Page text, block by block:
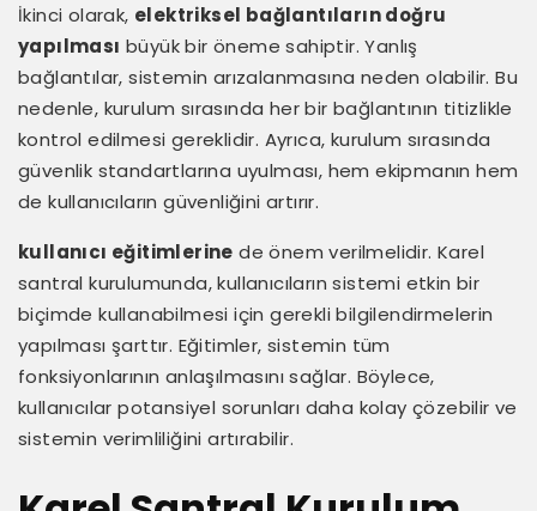
İkinci olarak, elektriksel bağlantıların doğru
yapılması büyük bir öneme sahiptir. Yanlış
bağlantılar, sistemin arızalanmasına neden olabilir. Bu
nedenle, kurulum sırasında her bir bağlantının titizlikle
kontrol edilmesi gereklidir. Ayrıca, kurulum sırasında
güvenlik standartlarına uyulması, hem ekipmanın hem
de kullanıcıların güvenliğini artırır.
kullanıcı eğitimlerine de önem verilmelidir. Karel
santral kurulumunda, kullanıcıların sistemi etkin bir
biçimde kullanabilmesi için gerekli bilgilendirmelerin
yapılması şarttır. Eğitimler, sistemin tüm
fonksiyonlarının anlaşılmasını sağlar. Böylece,
kullanıcılar potansiyel sorunları daha kolay çözebilir ve
sistemin verimliliğini artırabilir.